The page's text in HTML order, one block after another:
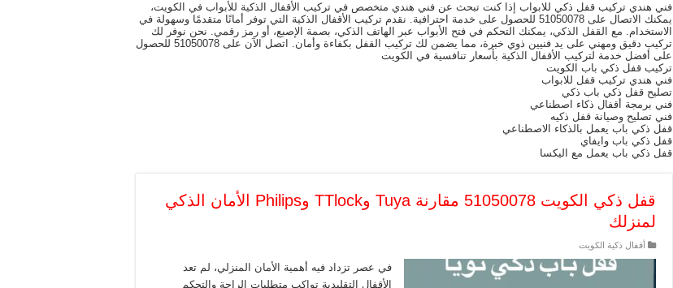
فني هندي تركيب قفل ذكي للابواب إذا كنت تبحث عن فني هندي متخصص في تركيب الأقفال الذكية للأبواب في الكويت،
يمكنك الاتصال على 51050078 للحصول على خدمة احترافية. نقدم تركيب الأقفال الذكية التي توفر أمانًا متقدمًا وسهولة في
الاستخدام. مع القفل الذكي، يمكنك التحكم في فتح الأبواب عبر الهاتف الذكي، بصمة الإصبع، أو رمز رقمي. نحن نوفر لك
تركيب دقيق ومهني على يد فنيين ذوي خبرة، مما يضمن لك تركيب القفل بكفاءة وأمان. اتصل الآن على 51050078 للحصول
على أفضل خدمة لتركيب الأقفال الذكية بأسعار تنافسية في الكويت
تركيب قفل ذكي باب الكويت
فني هندي تركيب قفل للابواب
تصليح قفل ذكي باب ذكي
فني برمجة أقفال ذكاء اصطناعي
فني تصليح وصيانة قفل ذكيه
قفل ذكي باب يعمل بالذكاء الاصطناعي
قفل ذكي باب وايفاي
قفل ذكي باب يعمل مع اليكسا
قفل ذكي الكويت 51050078 مقارنة Tuya وTTlock وPhilips الأمان الذكي
لمنزلك
أقفال ذكية الكويت
في عصر تزداد فيه أهمية الأمان المنزلي، لم تعد
الأقفال التقليدية تواكب متطلبات الراحة والتحكم